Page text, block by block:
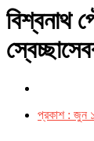
বিশ্বনাথ
প্রকাশ : জুন